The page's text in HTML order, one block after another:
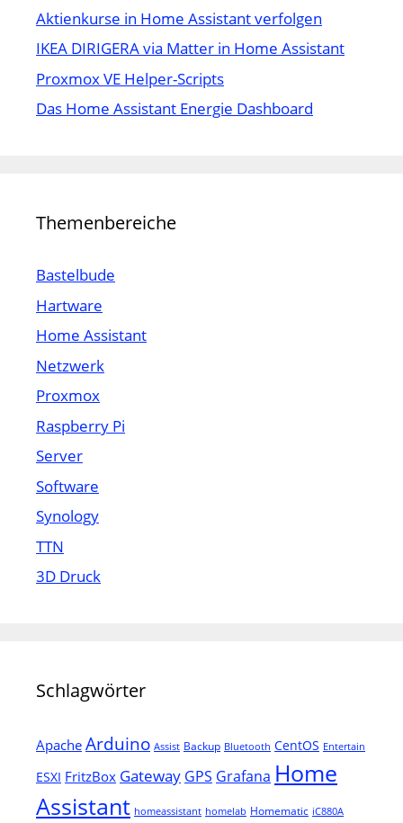
Aktienkurse in Home Assistant verfolgen
IKEA DIRIGERA via Matter in Home Assistant
Proxmox VE Helper-Scripts
Das Home Assistant Energie Dashboard
Themenbereiche
Bastelbude
Hartware
Home Assistant
Netzwerk
Proxmox
Raspberry Pi
Server
Software
Synology
TTN
3D Druck
Schlagwörter
Apache Arduino Assist Backup Bluetooth CentOS Entertain
ESXI FritzBox Gateway GPS Grafana Home
Assistant homeassistant homelab Homematic iC880A